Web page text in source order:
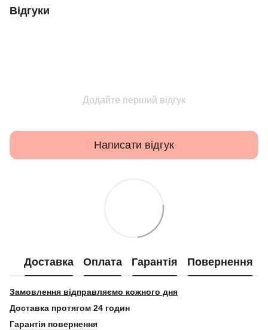
Відгуки
Додайте перший відгук
Написати відгук
Доставка Оплата Гарантія Повернення
Замовлення відправляємо кожного дня
Доставка протягом 24 годин
Гарантія повернення